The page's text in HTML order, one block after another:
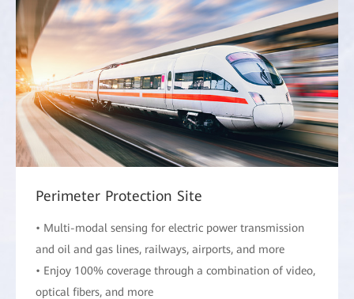
Perimeter Protection Site
• Multi-modal sensing for electric power transmission
and oil and gas lines, railways, airports, and more
• Enjoy 100% coverage through a combination of video,
optical fibers, and more